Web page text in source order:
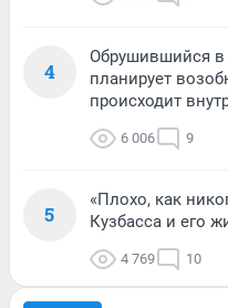
4
Обрушившийся в
планирует
происходит
6 006 9
5
«Плохо, как
Кузбасса и его
4 769 10